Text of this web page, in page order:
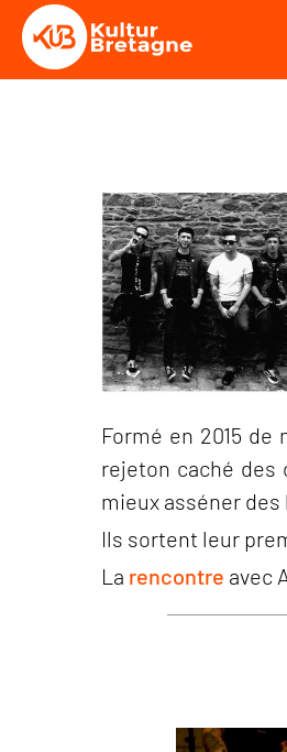
Formé en 2015
rejeton caché des
mieux asséner
Ils sortent leur
La rencontre avec